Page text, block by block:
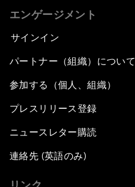
エンゲージメント
サインイン
パートナー（組織）について
参加する（個人、組織）
プレスリリース登録
ニュースレター購読
連絡先 (英語のみ)